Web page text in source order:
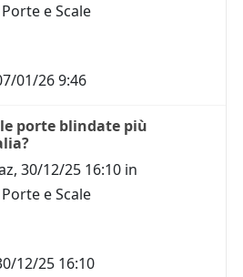
e Scale
01/26 9:46
porte blindate più
, 30/12/25 16:10 in
e Scale
12/25 16:10